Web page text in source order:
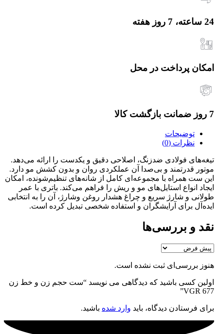
24 ساعته، 7 روز هفته
امکان پرداخت در محل
7 روز ضمانت بازگشت کالا
توضیحات
نظرات (0)
تیغه‌های فولادی ضدزنگ، اصلاحی دقیق و یکدست را ارائه می‌دهد.
موتور قدرتمند و بی‌صدا آن عملکردی روان و بدون کشش مو دارد.
این ست همراه با مجموعه‌ای کامل از شانه‌های تنظیم‌شونده، امکان
ایجاد انواع استایل‌های مو و ریش را فراهم می‌کند. باتری با عمر
طولانی و شارژ سریع و چراغ هشدار روغن وشارژ، آن را به انتخابی
ایده‌آل برای آرایشگران و استفاده شخصی تبدیل کرده است.
نقد و بررسی‌ها
هنوز بررسی‌ای ثبت نشده است.
اولین کسی باشید که دیدگاهی می نویسد “ست حجم زن و خط زن
VGR 677”
برای فرستادن دیدگاه، باید وارد شده باشید.